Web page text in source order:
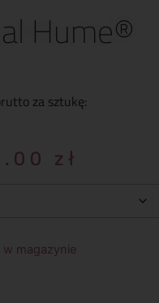
Hume®
za sztukę:
zł
w magazynie